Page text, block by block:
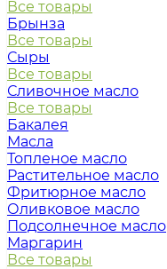
Все товары
Брынза
Все товары
Сыры
Все товары
Сливочное масло
Все товары
Бакалея
Масла
Топленое масло
Растительное масло
Фритюрное масло
Оливковое масло
Подсолнечное масло
Маргарин
Все товары